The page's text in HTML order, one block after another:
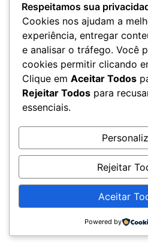
VER
© 2026 – Rádio Chama -
Respeitamos sua
Cookies nos ajudam a
experiência, entregar
e analisar o tráfego. Você
cookies permitir clicando
Clique em Aceitar Todos
Rejeitar Todos para
essenciais.
Rejeitar
Aceitar
Powered by